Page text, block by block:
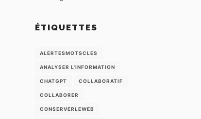
ÉTIQUETTES
ALERTESMOTSCLES
ANALYSER L'INFORMATION
CHATGPT COLLABORATIF
COLLABORER
CONSERVERLEWEB